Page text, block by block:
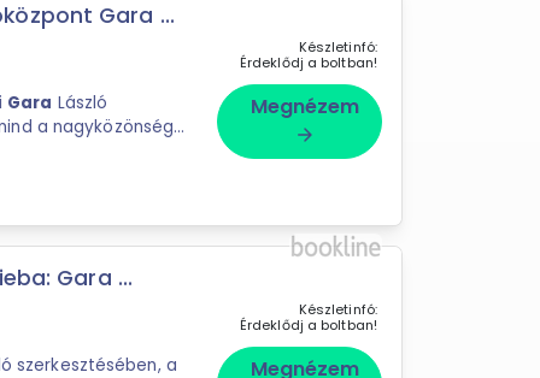
Gara ...
Gara László
Készletinfó:
Érdeklődj a boltban!
Megnézem
arrow_forward
Gara ...
szerkesztésében, a
Készletinfó:
Érdeklődj a boltban!
Megnézem